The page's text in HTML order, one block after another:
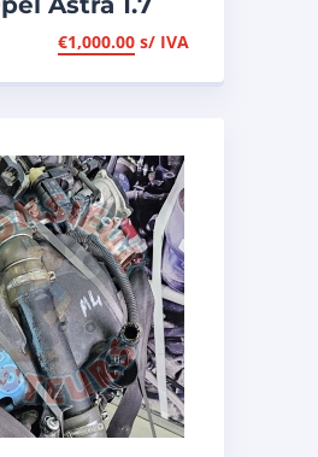
de
Z17DTR
€1,000.00 s/ IVA